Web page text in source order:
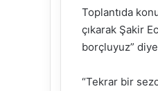
Toplantıda
çıkarak Şakir
borçluyuz”
“Tekrar bir